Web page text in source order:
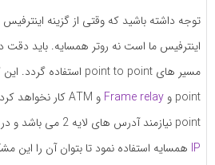
توجه داشته باشید که وقتی از گزینه اینترفیس
اینترفیس ما است نه روتر همسایه. باید دقت
point و
Frame relay
point نیازمند آدرس های لایه 2 می باشد و در چنین شرایطی باید از
IPهمسایه استفاده نمود تا بتوان آن را این